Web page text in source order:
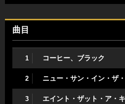
曲目
1 コーヒー、ブラック
2 ニュー・サン・イン・ザ
3 エイント・ザット・ア・